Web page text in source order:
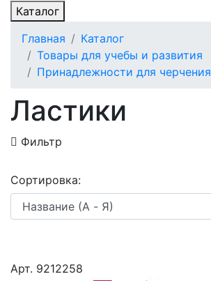
Каталог
Главная
Каталог
Товары для учебы и развития
Принадлежности для черчения
Ластики
Фильтр
Сортировка:
Арт. 9212258